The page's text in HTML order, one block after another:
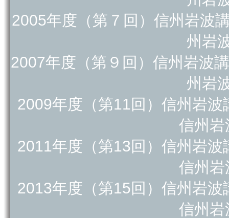
2005年度（第７回）信州岩波
州岩
2007年度（第９回）信州岩波
州岩
2009年度（第11回）信州岩波
信州岩
2011年度（第13回）信州岩波
信州岩
2013年度（第15回）信州岩波
信州岩